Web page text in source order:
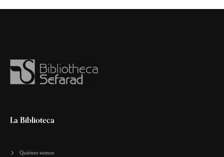
La Biblioteca
Quiénes somos